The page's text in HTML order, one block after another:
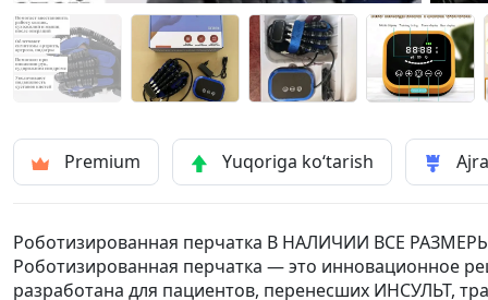
Premium Yuqoriga ko‘tarish
Роботизированная перчатка В НАЛИЧИИ ВСЕ
Роботизированная перчатка — это инновационное
разработана для пациентов, перенесших ИНСУЛЬТ,